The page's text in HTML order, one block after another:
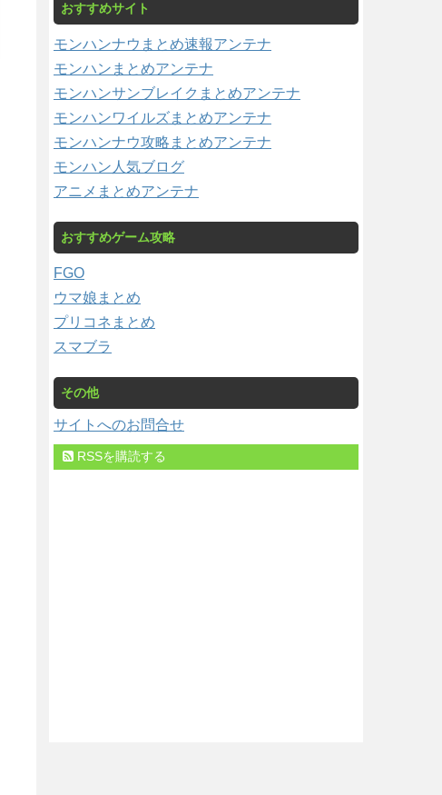
おすすめサイト
モンハンナウまとめ速報アンテナ
モンハンまとめアンテナ
モンハンサンブレイクまとめアンテナ
モンハンワイルズまとめアンテナ
モンハンナウ攻略まとめアンテナ
モンハン人気ブログ
アニメまとめアンテナ
おすすめゲーム攻略
FGO
ウマ娘まとめ
プリコネまとめ
スマブラ
その他
サイトへのお問合せ
RSSを購読する